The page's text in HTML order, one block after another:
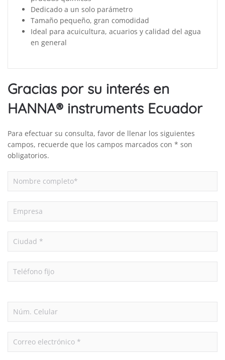
Dedicado a un solo parámetro
Tamaño pequeño, gran comodidad
Ideal para acuicultura, acuarios y calidad del agua
en general
Gracias por su interés en
HANNA® instruments Ecuador
Para efectuar su consulta, favor de llenar los siguientes
campos, recuerde que los campos marcados con * son
obligatorios.